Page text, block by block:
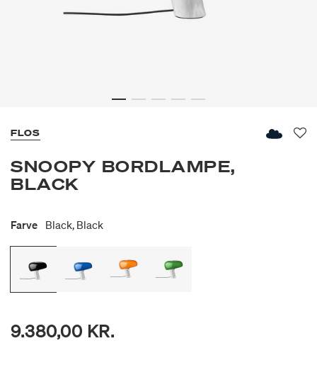
FLOS
SNOOPY BORDLAMPE,
BLACK
Farve Black, Black
9.380,00 KR.